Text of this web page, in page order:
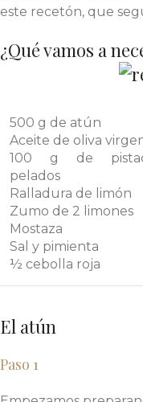
este recetón, que
¿Qué vamos a
500 g de atún
Aceite de oliva
100 g de
pelados
Ralladura de limón
Zumo de 2 limones
Mostaza
Sal y pimienta
½ cebolla roja
El atún
Paso 1